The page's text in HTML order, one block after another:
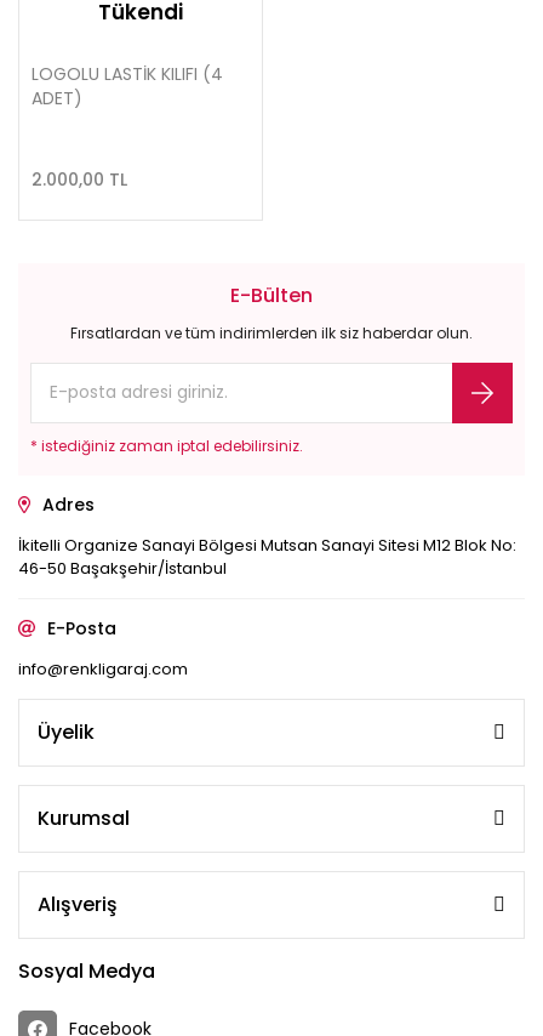
Tükendi
LOGOLU LASTİK KILIFI (4
ADET)
2.000,00 TL
E-Bülten
Fırsatlardan ve tüm indirimlerden ilk siz haberdar olun.
* istediğiniz zaman iptal edebilirsiniz.
Adres
İkitelli Organize Sanayi Bölgesi Mutsan Sanayi Sitesi M12 Blok No:
46-50 Başakşehir/İstanbul
E-Posta
info@renkligaraj.com
Üyelik
Kurumsal
Alışveriş
Sosyal Medya
Facebook